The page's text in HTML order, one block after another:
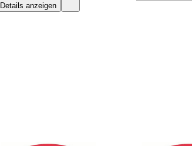
Details anzeigen